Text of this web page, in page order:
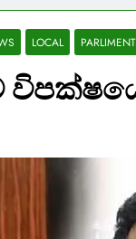
LOCAL PARLIMENT